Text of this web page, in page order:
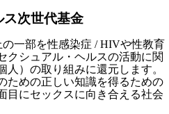
ス次世代基金
一部を性感染症 / HIVや性教育
クシュアル・ヘルスの活動に関
人）の取り組みに還元します。
ための正しい知識を得るための
目にセックスに向き合える社会